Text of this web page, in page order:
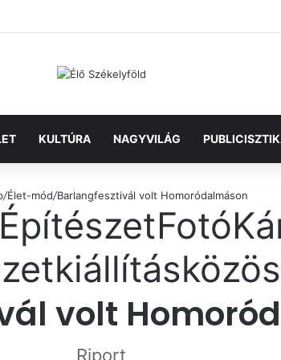
KULTÚRA NAGYVILÁG
/Élet-mód/Barlangfesztivál volt Homoródalmáson
ÉpítészetFotó
kiállítás
volt
Riport